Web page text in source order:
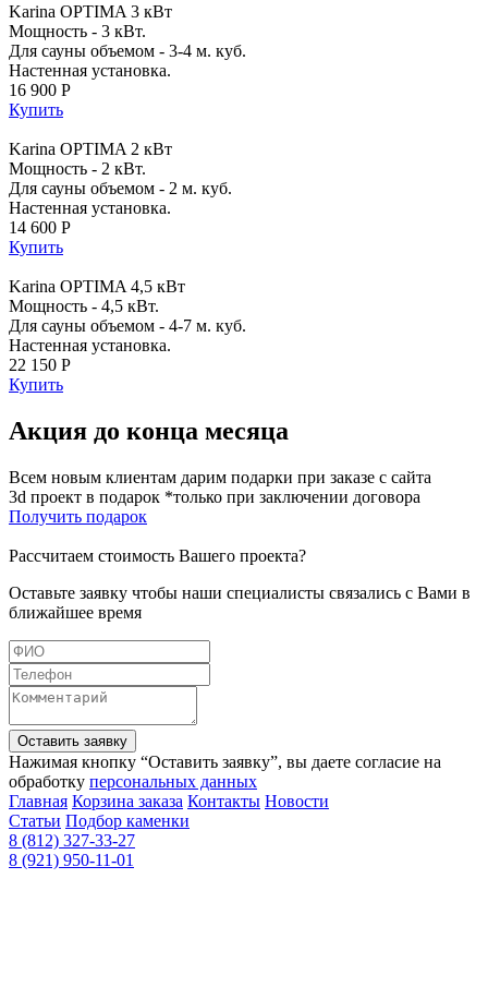
Karina OPTIMA 3 кВт
Мощность - 3 кВт.
Для сауны объемом - 3-4 м. куб.
Настенная установка.
16 900 Р
Купить
Karina OPTIMA 2 кВт
Мощность - 2 кВт.
Для сауны объемом - 2 м. куб.
Настенная установка.
14 600 Р
Купить
Karina OPTIMA 4,5 кВт
Мощность - 4,5 кВт.
Для сауны объемом - 4-7 м. куб.
Настенная установка.
22 150 Р
Купить
Акция до конца месяца
Всем новым клиентам дарим подарки при заказе с сайта
3d проект в подарок *только при заключении договора
Получить подарок
Рассчитаем стоимость Вашего проекта?
Оставьте заявку чтобы наши специалисты связались с Вами в
ближайшее время
Оставить заявку
Нажимая кнопку “Оставить заявку”, вы даете согласие на
обработку персональных данных
Главная Корзина заказа Контакты Новости
Статьи Подбор каменки
8 (812) 327-33-27
8 (921) 950-11-01